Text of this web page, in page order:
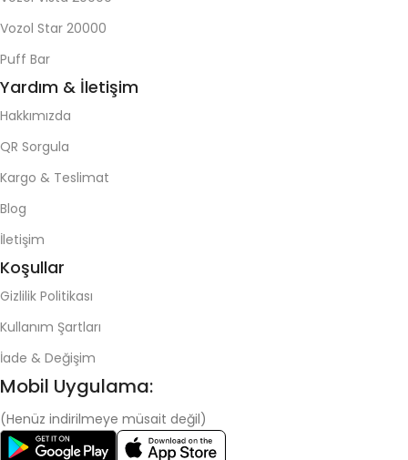
Vozol Star 20000
Puff Bar
Yardım & İletişim
Hakkımızda
QR Sorgula
Kargo & Teslimat
Blog
İletişim
Koşullar
Gizlilik Politikası
Kullanım Şartları
İade & Değişim
Mobil Uygulama:
(Henüz indirilmeye müsait değil)